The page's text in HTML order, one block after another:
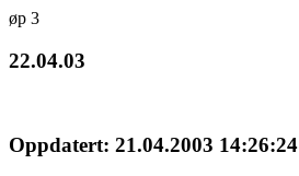
øp 3
22.04.03
Oppdatert: 21.04.2003 14:26:24